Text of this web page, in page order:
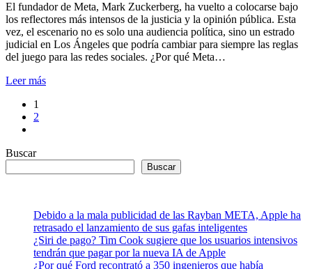
El fundador de Meta, Mark Zuckerberg, ha vuelto a colocarse bajo
los reflectores más intensos de la justicia y la opinión pública. Esta
vez, el escenario no es solo una audiencia política, sino un estrado
judicial en Los Ángeles que podría cambiar para siempre las reglas
del juego para las redes sociales. ¿Por qué Meta…
Leer más
1
2
Buscar
Buscar
Debido a la mala publicidad de las Rayban META, Apple ha
retrasado el lanzamiento de sus gafas inteligentes
¿Siri de pago? Tim Cook sugiere que los usuarios intensivos
tendrán que pagar por la nueva IA de Apple
¿Por qué Ford recontrató a 350 ingenieros que había